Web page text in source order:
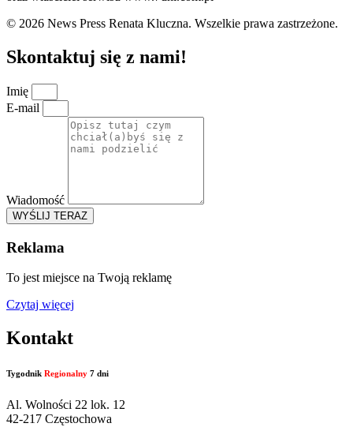
© 2026 News Press Renata Kluczna. Wszelkie prawa zastrzeżone.
Skontaktuj się z nami!
Imię
E-mail
Wiadomość
WYŚLIJ TERAZ
Reklama
To jest miejsce na Twoją reklamę
Czytaj więcej
Kontakt
Tygodnik Regionalny 7 dni
Al. Wolności 22 lok. 12
42-217 Częstochowa